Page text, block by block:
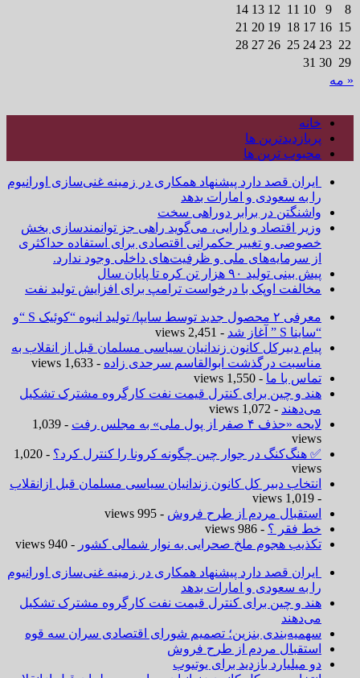
8
9
10
11
12
13
14
15
16
17
18
19
20
21
22
23
24
25
26
27
28
29
30
31
« مه
خانه
پربازدیدترین ها
محبوب ترین ها
ایران قصد دارد پیشنهاد همکاری در زمینه غنی‌سازی اورانیوم
را به سعودی و امارات بدهد
واشنگتن در برابر دوراهی سخت
وزیر اقتصاد و دارایی، می‌گوید راهی جز توانمندسازی بخش
خصوصی و تغییر حکمرانی اقتصادی برای استفاده حداکثری
از سرمایه‌های ملی و ظرفیت‌های داخلی وجود ندارد.
پیش بینی تولید ۹۰ هزار تن کره تا پایان سال
مخالفت اوپک با درخواست ترامپ برای افزایش تولید نفت
معرفی ۲ محصول جدید توسط سایپا/ تولید انبوه “کوئیک S “و
“ساینا S ” آغاز شد
- 2,451 views
پیام دبیرکل کانون زندانیان سیاسی مسلمان قبل از انقلاب به
مناسبت درگذشت ابوالقاسم سرحدی زاده - 1,633 views
تماس با ما - 1,550 views
هند و چین برای کنترل قیمت نفت کارگروه مشترک تشکیل
می‌دهند - 1,072 views
لایحه «حذف ۴ صفر از پول ملی» به مجلس رفت
- 1,039
views
✅ هنگ‌کنگ در جوار چین چگونه کرونا را کنترل کرد؟
- 1,020
views
انتخاب دبیر کل کانون زندانیان سیاسی مسلمان قبل ازانقلاب
- 1,019 views
استقبال مردم از طرح فروش - 995 views
خط فقر ؟ - 986 views
تکذیب هجوم ملخ صحرایی به نوار شمالی کشور - 940 views
ایران قصد دارد پیشنهاد همکاری در زمینه غنی‌سازی اورانیوم
را به سعودی و امارات بدهد
هند و چین برای کنترل قیمت نفت کارگروه مشترک تشکیل
می‌دهند
سهمیه‌بندی بنزین؛ تصمیم شورای اقتصادی سران سه قوه
استقبال مردم از طرح فروش
دو میلیارد بازدید برای یوتیوب